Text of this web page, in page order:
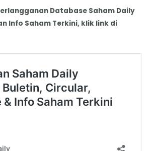
Database Saham Daily
Info Saham Terkini, klik link di